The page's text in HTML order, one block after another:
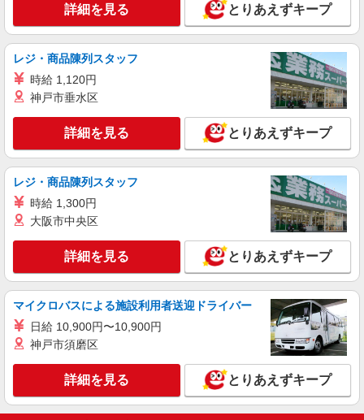
詳細を見る とりあえずキープ
レジ・商品陳列スタッフ
時給 1,120円
神戸市垂水区
詳細を見る とりあえずキープ
レジ・商品陳列スタッフ
時給 1,300円
大阪市中央区
詳細を見る とりあえずキープ
マイクロバスによる施設利用者送迎ドライバー
日給 10,900円〜10,900円
神戸市須磨区
詳細を見る とりあえずキープ